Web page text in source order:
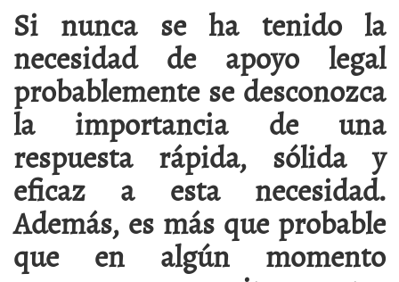
Si nunca se ha tenido la
necesidad de apoyo legal
probablemente se desconozca
la importancia de una
respuesta rápida, sólida y
eficaz a esta necesidad.
Además, es más que probable
que en algún momento